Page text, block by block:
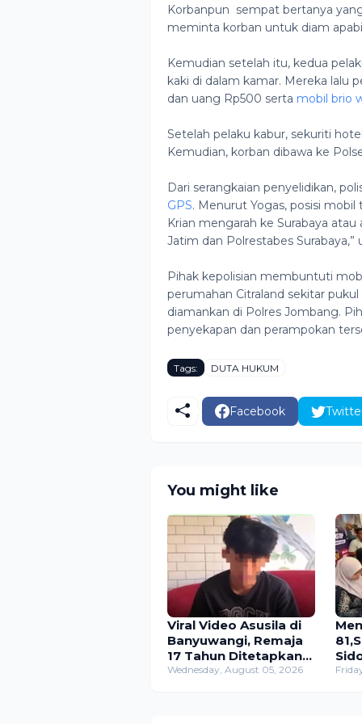
Korbanpun sempat bertanya
meminta korban untuk diam
Kemudian setelah itu, kedua
kaki di dalam kamar. Mereka lalu
dan uang Rp500 serta mobil brio
Setelah pelaku kabur, sekuriti
Kemudian, korban dibawa ke
Dari serangkaian penyelidikan,
GPS. Menurut Yogas, posisi
Krian mengarah ke Surabaya
Jatim dan Polrestabes Surabaya,”
Pihak kepolisian membuntuti
perumahan Citraland sekitar
diamankan di Polres Jombang.
penyekapan dan perampokan
Tags: DUTA HUKUM
Facebook
You might like
Viral Video Asusila di
Banyuwangi, Remaja
17 Tahun Ditetapkan
Tersangka
Wednesday, August 05, 2026